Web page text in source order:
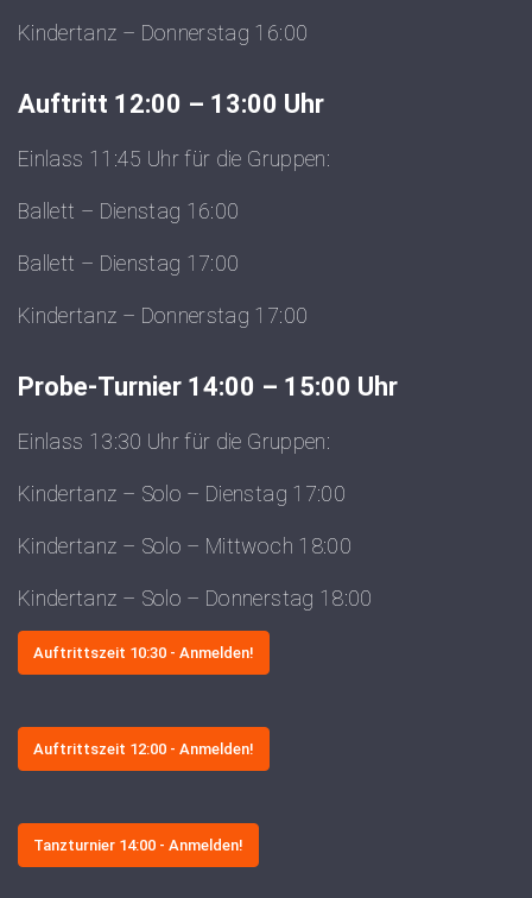
Kindertanz – Donnerstag 16:00
Auftritt 12:00 – 13:00 Uhr
Einlass 11:45 Uhr für die Gruppen:
Ballett – Dienstag 16:00
Ballett – Dienstag 17:00
Kindertanz – Donnerstag 17:00
Probe-Turnier 14:00 – 15:00 Uhr
Einlass 13:30 Uhr für die Gruppen:
Kindertanz – Solo – Dienstag 17:00
Kindertanz – Solo – Mittwoch 18:00
Kindertanz – Solo – Donnerstag 18:00
Auftrittszeit 10:30 - Anmelden!
Auftrittszeit 12:00 - Anmelden!
Tanzturnier 14:00 - Anmelden!